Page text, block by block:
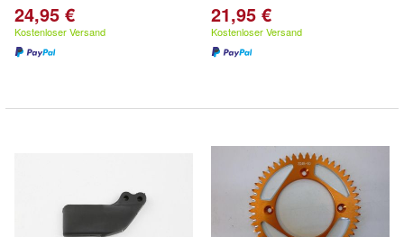
24,95 €
Kostenloser Versand
21,95 €
Kostenloser Versand